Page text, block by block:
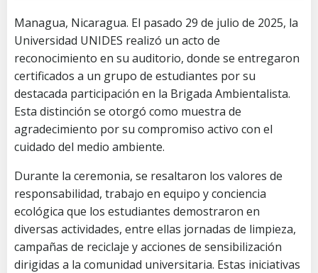
Managua, Nicaragua. El pasado 29 de julio de 2025, la
Universidad UNIDES realizó un acto de
reconocimiento en su auditorio, donde se entregaron
certificados a un grupo de estudiantes por su
destacada participación en la Brigada Ambientalista.
Esta distinción se otorgó como muestra de
agradecimiento por su compromiso activo con el
cuidado del medio ambiente.
Durante la ceremonia, se resaltaron los valores de
responsabilidad, trabajo en equipo y conciencia
ecológica que los estudiantes demostraron en
diversas actividades, entre ellas jornadas de limpieza,
campañas de reciclaje y acciones de sensibilización
dirigidas a la comunidad universitaria. Estas iniciativas